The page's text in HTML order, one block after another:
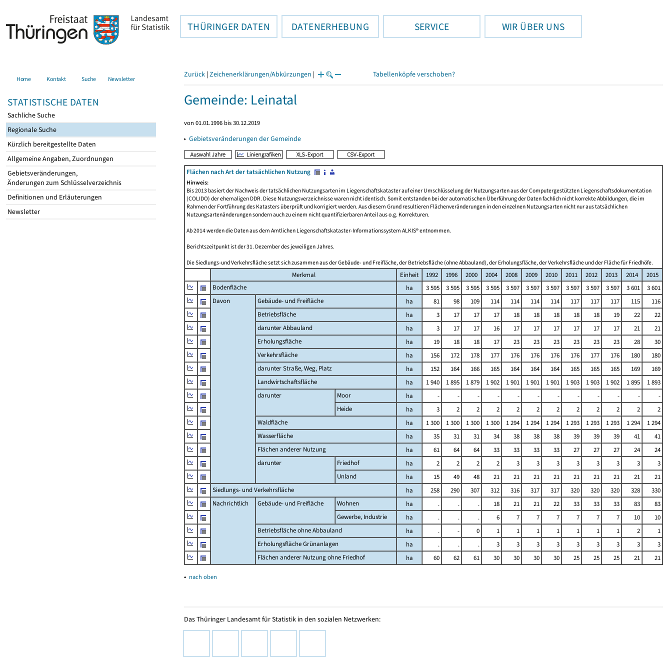
THÜRINGER DATEN DATENERHEBUNG SERVICE WIR ÜBER UNS
Home Kontakt Suche Newsletter
STATISTISCHE DATEN
Sachliche Suche
Regionale Suche
Kürzlich bereitgestellte Daten
Allgemeine Angaben, Zuordnungen
Gebietsveränderungen,
Änderungen zum Schlüsselverzeichnis
Definitionen und Erläuterungen
Newsletter
Zurück | Zeichenerklärungen/Abkürzungen | Tabellenköpfe verschoben?
Gemeinde: Leinatal
von 01.01.1996 bis 30.12.2019
▸ Gebietsveränderungen der Gemeinde
Flächen nach Art der tatsächlichen Nutzung
Hinweis:
Bis 2013 basiert der Nachweis der tatsächlichen Nutzungsarten im Liegenschaftskataster auf einer Umschlüsselung der Nutzungsarten aus der Computergestützten Liegenschaftsdokumentation
(COLIDO) der ehemaligen DDR. Diese Nutzungsverzeichnisse waren nicht identisch. Somit entstanden bei der automatischen Überführung der Daten fachlich nicht korrekte Abbildungen, die im
Rahmen der Fortführung des Katasters überprüft und korrigiert werden. Aus diesem Grund resultieren Flächenveränderungen in den einzelnen Nutzungsarten nicht nur aus tatsächlichen
Nutzungsartenänderungen sondern auch zu einem nicht quantifizierbaren Anteil aus o.g. Korrekturen.
Ab 2014 werden die Daten aus dem Amtlichen Liegenschaftskataster-Informationssystem ALKIS® entnommen.
Berichtszeitpunkt ist der 31. Dezember des jeweiligen Jahres.
Die Siedlungs-und Verkehrsfläche setzt sich zusammen aus der Gebäude- und Freifläche, der Betriebsfläche (ohne Abbauland), der Erholungsfläche, der Verkehrsfläche und der Fläche für Friedhöfe.
Merkmal Einheit 1992 1996 2000 2004 2008 2009 2010 2011 2012 2013 2014
2015
Bodenfläche
ha 3 595 3 595 3 595 3 595 3 597 3 597 3 597 3 597 3 597 3 597 3 601
3 601
Davon
Gebäude- und Freifläche ha 81 98 109 114 114 114 114 117 117 117 115
116
Betriebsfläche
ha 3 17 17 17 18 18 18 18 18 19 22
22
darunter Abbauland
ha 3 17 17 16 17 17 17 17 17 17 21
21
Erholungsfläche
ha 19 18 18 17 23 23 23 23 23 23 28
30
Verkehrsfläche
ha 156 172 178 177 176 176 176 176 177 176 180
180
darunter Straße, Weg, Platz
ha 152 164 166 165 164 164 164 165 165 165 169
169
Landwirtschaftsfläche
ha 1 940 1 895 1 879 1 902 1 901 1 901 1 901 1 903 1 903 1 902 1 895
1 893
darunter
Moor ha - - - - - - - - - - -
-
Heide
ha 3 2 2 2 2 2 2 2 2 2 2
2
Waldfläche
ha 1 300 1 300 1 300 1 300 1 294 1 294 1 294 1 293 1 293 1 293 1 294
1 294
Wasserfläche
ha 35 31 31 34 38 38 38 39 39 39 41
41
Flächen anderer Nutzung
ha 61 64 64 33 33 33 33 27 27 27 24
24
darunter
Friedhof ha 2 2 2 2 3 3 3 3 3 3 3
3
Unland
ha 15 49 48 21 21 21 21 21 21 21 21
21
Siedlungs- und Verkehrsfläche
ha 258 290 307 312 316 317 317 320 320 320 328
330
Nachrichtlich
Gebäude- und Freifläche Wohnen ha . . . 18 21 21 22 33 33 33 83
83
Gewerbe, Industrie
ha . . . 6 7 7 7 7 7 7 10
10
Betriebsfläche ohne Abbauland
ha . - 0 1 1 1 1 1 1 1 2
1
Erholungsfläche Grünanlagen
ha . . . 3 3 3 3 3 3 3 3
3
Flächen anderer Nutzung ohne Friedhof
ha 60 62 61 30 30 30 30 25 25 25 21 21
▴ nach oben
Das Thüringer Landesamt für Statistik in den sozialen Netzwerken: